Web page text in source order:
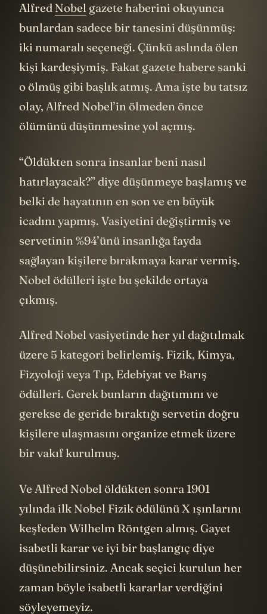
Alfred Nobel gazete haberini okuyunca
bunlardan sadece bir tanesini düşünmüş:
iki numaralı seçeneği. Çünkü aslında ölen
kişi kardeşiymiş. Fakat gazete habere sanki
o ölmüş gibi başlık atmış. Ama işte bu tatsız
olay, Alfred Nobel’in ölmeden önce
ölümünü düşünmesine yol açmış.
“Öldükten sonra insanlar beni nasıl
hatırlayacak?” diye düşünmeye başlamış ve
belki de hayatının en son ve en büyük
icadını yapmış. Vasiyetini değiştirmiş ve
servetinin %94’ünü insanlığa fayda
sağlayan kişilere bırakmaya karar vermiş.
Nobel ödülleri işte bu şekilde ortaya
çıkmış.
Alfred Nobel vasiyetinde her yıl dağıtılmak
üzere 5 kategori belirlemiş. Fizik, Kimya,
Fizyoloji veya Tıp, Edebiyat ve Barış
ödülleri. Gerek bunların dağıtımını ve
gerekse de geride bıraktığı servetin doğru
kişilere ulaşmasını organize etmek üzere
bir vakıf kurulmuş.
Ve Alfred Nobel öldükten sonra 1901
yılında ilk Nobel Fizik ödülünü X ışınlarını
keşfeden Wilhelm Röntgen almış. Gayet
isabetli karar ve iyi bir başlangıç diye
düşünebilirsiniz. Ancak seçici kurulun her
zaman böyle isabetli kararlar verdiğini
söyleyemeyiz.